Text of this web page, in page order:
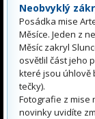
Neobvyklý
Posádka mise
Měsíce. Jeden z
Měsíc zakryl
osvětlil část jeho
které jsou úhlově
tečky).
Fotografie z mise
novinky uvidíte